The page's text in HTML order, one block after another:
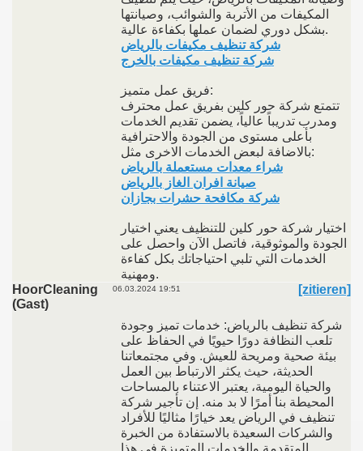
المكيفات من الأتربة والشوائب، وصيانتها
بشكل دوري لضمان عملها بكفاءة عالية.
شركة تنظيف مكيفات بالرياض
شركة تنظيف مكيفات بالخرج
فريق عمل متميز:
تتمتع شركة حور كلين بفريق عمل محترف
ومدرب تدريباً عالياً، يضمن تقديم الخدمات
بأعلى مستوى من الجودة والاحترافية
بالاضافة لبعض الخدمات الاخرى مثل:
شراء معدات مستعملة بالرياض
صيانة افران الغاز بالرياض
شركة مكافحة حشرات بجازان
اختيار شركة حور كلين للتنظيف يعني اختيار
الجودة والموثوقية، فاتصل الآن واحصل على
الخدمات التي تلبي احتياجاتك بكل كفاءة
ومهنية.
HoorCleaning
(Gast)
06.03.2024 19:51 [zitieren]
شركة تنظيف بالرياض: خدمات تميز وجودة
تلعب النظافة دورًا حيويًا في الحفاظ على
بيئة صحية ومريحة للعيش. وفي مجتمعاتنا
الحديثة، حيث يكثر الارتباط بين العمل
والحياة اليومية، يعتبر الاعتناء بالمساحات
المحيطة بنا أمرًا لا بد منه. إن تأجير شركة
تنظيف في الرياض يعد خيارًا مثاليًا للأفراد
والشركات السعيدة بالاستفادة من الخبرة
المتقدمة والخدمات المتميزة في هذا